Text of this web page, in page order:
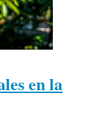
en la